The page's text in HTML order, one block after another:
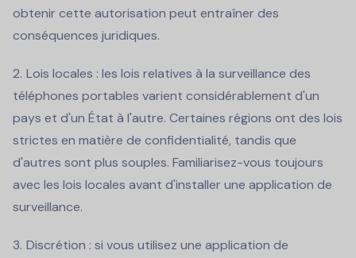
obtenir cette autorisation peut entraîner des
conséquences juridiques.
Lois locales : les lois relatives à la surveillance des
téléphones portables varient considérablement d'un
pays et d'un État à l'autre. Certaines régions ont des lois
strictes en matière de confidentialité, tandis que
d'autres sont plus souples. Familiarisez-vous toujours
avec les lois locales avant d'installer une application de
surveillance.
Discrétion : si vous utilisez une application de